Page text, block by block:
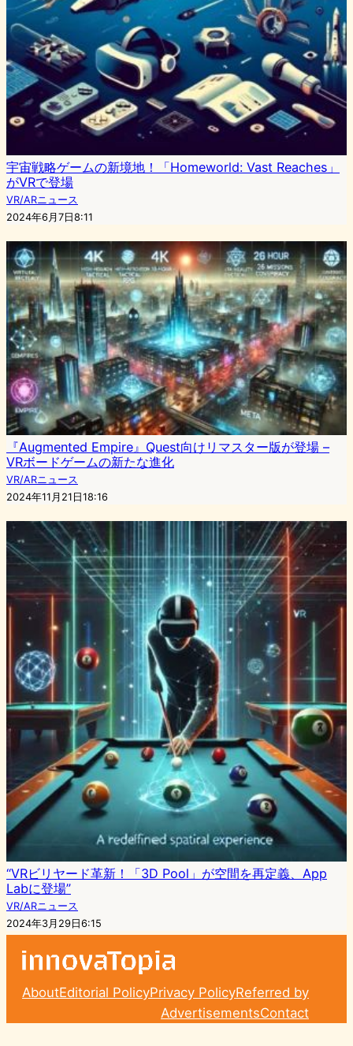
宇宙戦略ゲームの新境地！「Homeworld: Vast Reaches」
がVRで登場
VR/ARニュース
2024年6月7日8:11
『Augmented Empire』Quest向けリマスター版が登場 –
VRボードゲームの新たな進化
VR/ARニュース
2024年11月21日18:16
“VRビリヤード革新！「3D Pool」が空間を再定義、App
Labに登場”
VR/ARニュース
2024年3月29日6:15
AboutEditorial PolicyPrivacy PolicyReferred by
AdvertisementsContact